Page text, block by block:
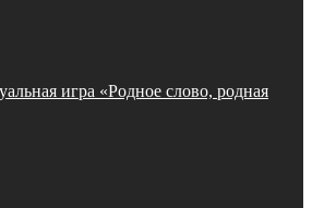
игра «Родное слово, родная